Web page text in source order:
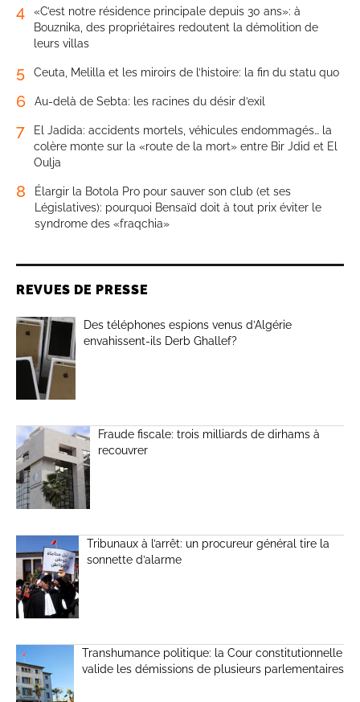
4
«C’est notre résidence principale depuis 30 ans»: à
Bouznika, des propriétaires redoutent la démolition de
leurs villas
5 Ceuta, Melilla et les miroirs de l’histoire: la fin du statu quo
6 Au-delà de Sebta: les racines du désir d’exil
7
El Jadida: accidents mortels, véhicules endommagés… la
colère monte sur la «route de la mort» entre Bir Jdid et El
Oulja
8
Élargir la Botola Pro pour sauver son club (et ses
Législatives): pourquoi Bensaïd doit à tout prix éviter le
syndrome des «fraqchia»
REVUES DE PRESSE
Des téléphones espions venus d’Algérie
envahissent-ils Derb Ghallef?
Fraude fiscale: trois milliards de dirhams à
recouvrer
Tribunaux à l’arrêt: un procureur général tire la
sonnette d’alarme
Transhumance politique: la Cour constitutionnelle
valide les démissions de plusieurs parlementaires